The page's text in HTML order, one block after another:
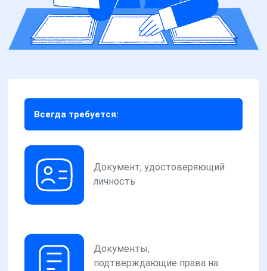
Всегда требуется:
Документ, удостоверяющий
личность
Документы,
подтверждающие права на